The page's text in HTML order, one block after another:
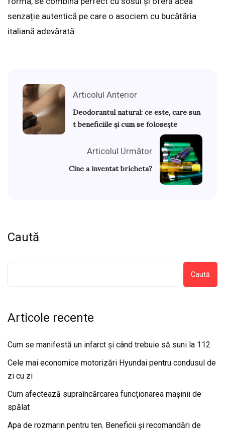
senzație autentică pe care o asociem cu bucătăria
italiană adevărată.
Articolul Anterior
Deodorantul natural: ce este, care sun
t beneficiile și cum se folosește
Articolul Următor
Cine a inventat bricheta?
Caută
Caută
Articole recente
Cum se manifestă un infarct și când trebuie să suni la 112
Cele mai economice motorizări Hyundai pentru condusul de
zi cu zi
Cum afectează supraîncărcarea funcționarea mașinii de
spălat
Apa de rozmarin pentru ten. Beneficii și recomandări de